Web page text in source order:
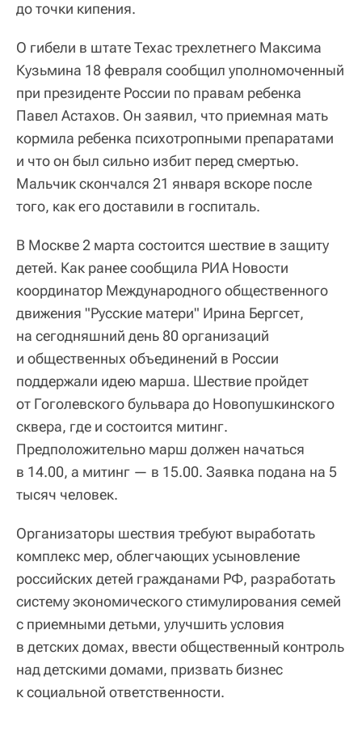
до точки кипения.
О гибели в штате Техас трехлетнего Максима
Кузьмина 18 февраля сообщил уполномоченный
при президенте России по правам ребенка
Павел Астахов. Он заявил, что приемная мать
кормила ребенка психотропными препаратами
и что он был сильно избит перед смертью.
Мальчик скончался 21 января вскоре после
того, как его доставили в госпиталь.
В Москве 2 марта состоится шествие в защиту
детей. Как ранее сообщила РИА Новости
координатор Международного общественного
движения "Русские матери" Ирина Бергсет,
на сегодняшний день 80 организаций
и общественных объединений в России
поддержали идею марша. Шествие пройдет
от Гоголевского бульвара до Новопушкинского
сквера, где и состоится митинг.
Предположительно марш должен начаться
в 14.00, а митинг — в 15.00. Заявка подана на 5
тысяч человек.
Организаторы шествия требуют выработать
комплекс мер, облегчающих усыновление
российских детей гражданами РФ, разработать
систему экономического стимулирования семей
с приемными детьми, улучшить условия
в детских домах, ввести общественный контроль
над детскими домами, призвать бизнес
к социальной ответственности.